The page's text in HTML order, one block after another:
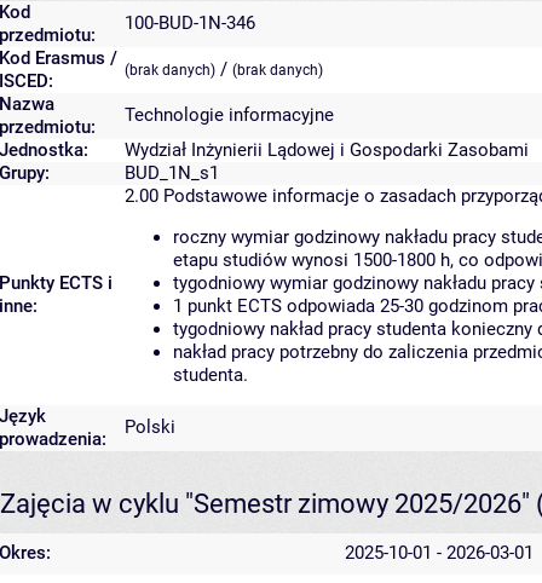
Kod
przedmiotu:
100-BUD-1N-346
Kod Erasmus /
ISCED:
(brak danych) / (brak danych)
Nazwa
przedmiotu:
Technologie informacyjne
Jednostka:
Wydział Inżynierii Lądowej i Gospodarki Zasobami
Grupy:
BUD_1N_s1
Punkty ECTS i
inne:
2.00 Podstawowe informacje o zasadach
roczny wymiar godzinowy nakładu pracy
etapu studiów wynosi 1500-1800 h, co
tygodniowy wymiar godzinowy nakładu
1 punkt ECTS odpowiada 25-30 godzinom
tygodniowy nakład pracy studenta
nakład pracy potrzebny do zaliczenia
studenta.
Język
prowadzenia:
Polski
Zajęcia w cyklu "Semestr zimowy 2025/2026"
Okres: 2025-10-01 - 2026-03-01